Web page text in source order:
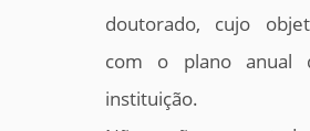
doutorado, cujo
com o plano anual
instituição.